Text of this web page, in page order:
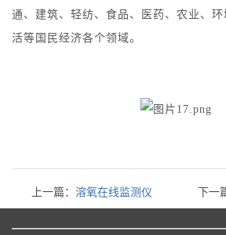
通、建筑、轻纺、食品、医药、农业、
活等国民经济各个领域。
上一篇： 溶氧在线监测仪 下一